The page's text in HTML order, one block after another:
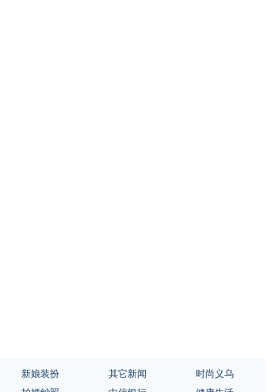
新娘装扮 其它新闻
时尚义乌